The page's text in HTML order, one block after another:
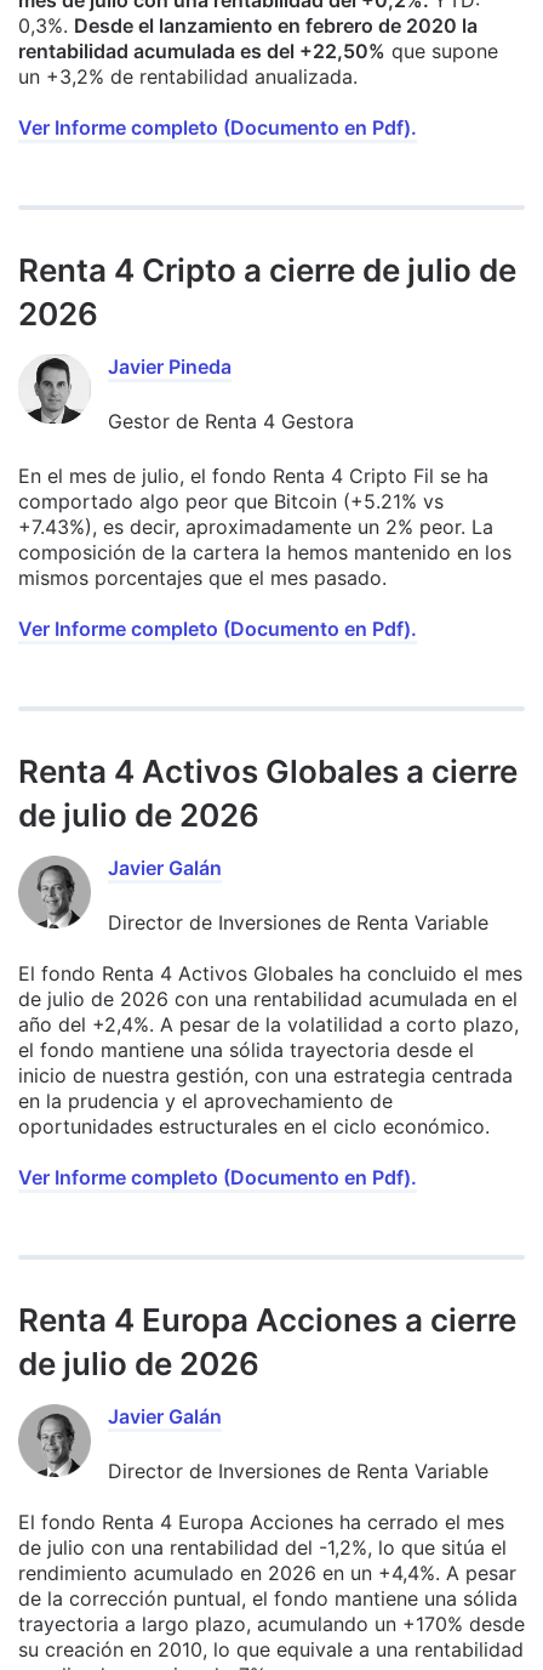
0,3%. Desde el lanzamiento en febrero de 2020 la
rentabilidad acumulada es del +22,50% que supone
un +3,2% de rentabilidad anualizada.
Ver Informe completo (Documento en Pdf).
Renta 4 Cripto a cierre de julio de
2026
Javier Pineda
Gestor de Renta 4 Gestora
En el mes de julio, el fondo Renta 4 Cripto Fil se ha
comportado algo peor que Bitcoin (+5.21% vs
+7.43%), es decir, aproximadamente un 2% peor. La
composición de la cartera la hemos mantenido en los
mismos porcentajes que el mes pasado.
Ver Informe completo (Documento en Pdf).
Renta 4 Activos Globales a cierre
de julio de 2026
Javier Galán
Director de Inversiones de Renta Variable
El fondo Renta 4 Activos Globales ha concluido el mes
de julio de 2026 con una rentabilidad acumulada en el
año del +2,4%. A pesar de la volatilidad a corto plazo,
el fondo mantiene una sólida trayectoria desde el
inicio de nuestra gestión, con una estrategia centrada
en la prudencia y el aprovechamiento de
oportunidades estructurales en el ciclo económico.
Ver Informe completo (Documento en Pdf).
Renta 4 Europa Acciones a cierre
de julio de 2026
Javier Galán
Director de Inversiones de Renta Variable
El fondo Renta 4 Europa Acciones ha cerrado el mes
de julio con una rentabilidad del -1,2%, lo que sitúa el
rendimiento acumulado en 2026 en un +4,4%. A pesar
de la corrección puntual, el fondo mantiene una sólida
trayectoria a largo plazo, acumulando un +170% desde
su creación en 2010, lo que equivale a una rentabilidad